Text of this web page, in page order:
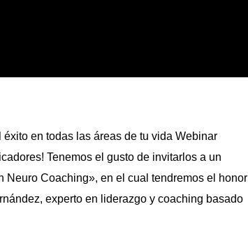
en todas las áreas de tu vida Webinar
Tenemos el gusto de invitarlos a un
Neuro Coaching», en el cual tendremos el honor
experto en liderazgo y coaching basado